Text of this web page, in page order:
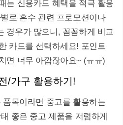
는 신용카드 혜택을 적극 활용
로 혼수 관련 프로모션이나
경우가 많으니, 꼼꼼하게 비교
카드를 선택하세요! 포인트
면 너무 아깝잖아요~ (ㅠㅠ)
/가구 활용하기!
목이라면 중고를 활용하는
좋은 중고 제품을 저렴하게